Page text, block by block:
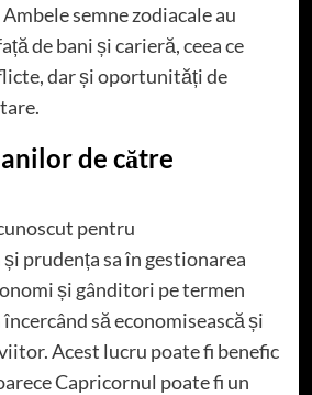
semne zodiacale au
de bani și carieră, ceea ce
dar și oportunități de
de către
pentru
prudența sa în gestionarea
și gânditori pe termen
să economisească și
Acest lucru poate fi benefic
Capricornul poate fi un